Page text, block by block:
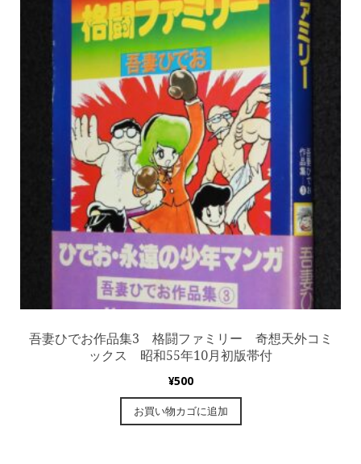
吾妻ひでお作品集3 格闘ファミリー 奇想天外コミ
ックス 昭和55年10月初版帯付
¥500
お買い物カゴに追加